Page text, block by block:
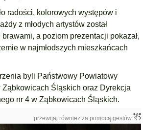
radości, kolorowych występów i
z młodych artystów został
a poziom prezentacji pokazał,
w najmłodszych mieszkańcach
byli Państwowy Powiatowy
Ząbkowicach Śląskich oraz Dyrekcja
nr 4 w Ząbkowicach Śląskich.
przewijaj również za pomocą gestów